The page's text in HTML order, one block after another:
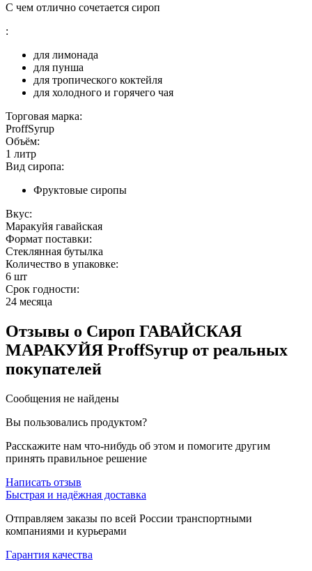
С чем отлично сочетается сироп
:
для лимонада
для пунша
для тропического коктейля
для холодного и горячего чая
Торговая марка:
ProffSyrup
Объём:
1 литр
Вид сиропа:
Фруктовые сиропы
Вкус:
Маракуйя гавайская
Формат поставки:
Стеклянная бутылка
Количество в упаковке:
6 шт
Срок годности:
24 месяца
Отзывы о Сироп ГАВАЙСКАЯ
МАРАКУЙЯ ProffSyrup от реальных
покупателей
Сообщения не найдены
Вы пользовались продуктом?
Расскажите нам что-нибудь об этом и помогите другим
принять правильное решение
Написать отзыв
Быстрая и надёжная доставка
Отправляем заказы по всей России транспортными
компаниями и курьерами
Гарантия качества